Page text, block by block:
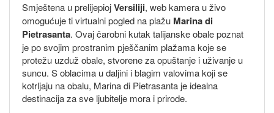
Smještena u prelijepiojVersiliji, web kamera u živo
omogućuje ti virtualni pogled na plažu Marina di
Pietrasanta. Ovaj čarobni kutak talijanske obale poznat
je po svojim prostranim pješčanim plažama koje se
protežu uzduž obale, stvorene za opuštanje i uživanje u
suncu. S oblacima u daljini i blagim valovima koji se
kotrljaju na obalu, Marina di Pietrasanta je idealna
destinacija za sve ljubitelje mora i prirode.